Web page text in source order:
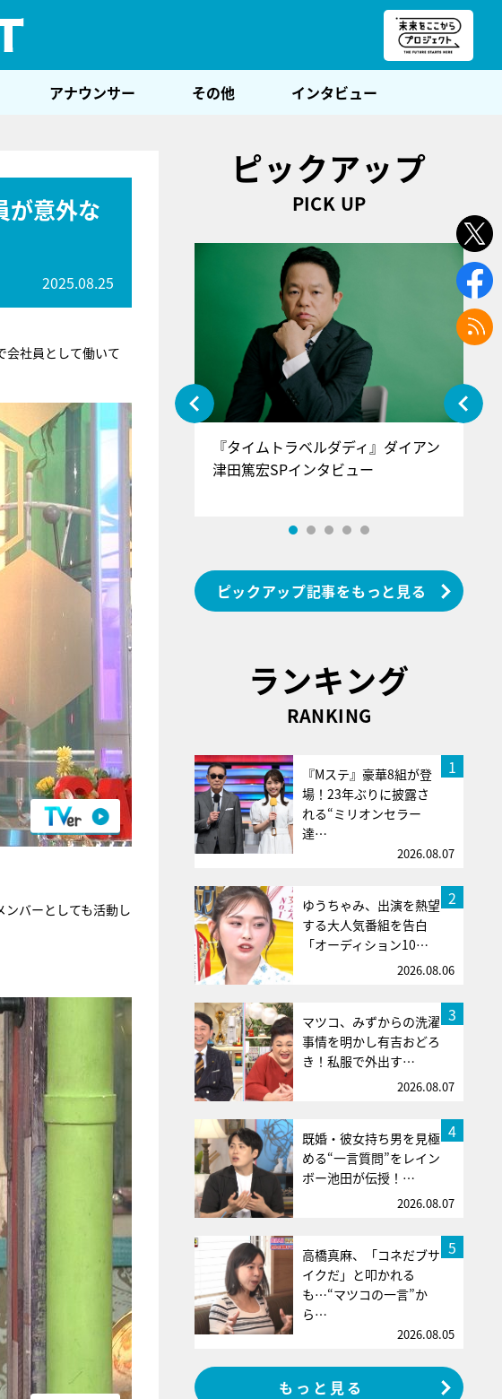
アナウンサー その他 インタビュー
が意外な
2025.08.25
会社員として働いて
バーとしても活動し
ピックアップ
PICK UP
ブ！げーみんぐ』＝LOV
羅＆佐々木舞香SPインタ
『タイムトラベルダディ』ダイアン
津田篤宏SPインタビュー
ピックアップ記事をもっと見る
ランキング
RANKING
1
『Mステ』豪華8組が登
場！23年ぶりに披露さ
れる“ミリオンセラー
達…
2026.08.07
2
ゆうちゃみ、出演を熱望
する大人気番組を告白
「オーディション10…
2026.08.06
3
マツコ、みずからの洗濯
事情を明かし有吉おどろ
き！私服で外出す…
2026.08.07
4
既婚・彼女持ち男を見極
める“一言質問”をレイン
ボー池田が伝授！…
2026.08.07
5
高橋真麻、「コネだブサ
イクだ」と叩かれる
も…“マツコの一言”か
ら…
2026.08.05
もっと見る